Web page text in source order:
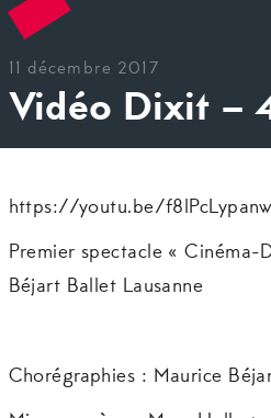
11 décembre 2017
Vidéo Dixit –
https://youtu.be/f8lPcLypanw
Premier spectacle « Cinéma-
Béjart Ballet Lausanne
Chorégraphies : Maurice